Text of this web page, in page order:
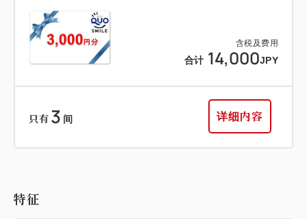
含税及费用
合计 14,000JPY
只有 3 间 详细内容
特征